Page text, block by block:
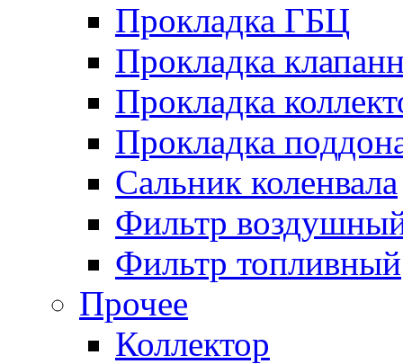
Прокладка ГБЦ
Прокладка
Прокладка
Прокладка
Сальник коленвала
Фильтр
Фильтр топливный
Прочее
Коллектор